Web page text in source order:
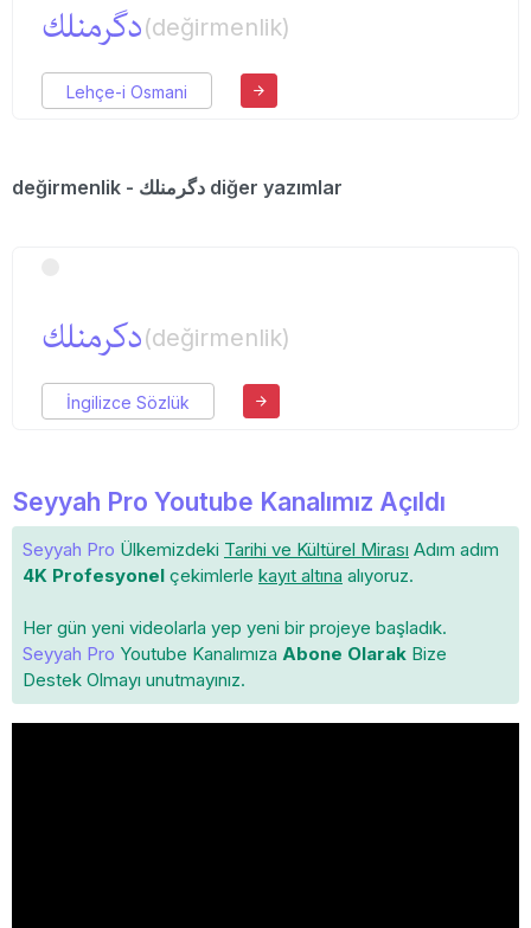
دگرمنلك(değirmenlik)
Lehçe-i Osmani
değirmenlik - دگرمنلك diğer yazımlar
دكرمنلك(değirmenlik)
İngilizce Sözlük
Seyyah Pro Youtube Kanalımız Açıldı
Seyyah Pro Ülkemizdeki Tarihi ve Kültürel Mirası Adım adım
4K Profesyonel çekimlerle kayıt altına alıyoruz.
Her gün yeni videolarla yep yeni bir projeye başladık.
Seyyah Pro Youtube Kanalımıza Abone Olarak Bize
Destek Olmayı unutmayınız.